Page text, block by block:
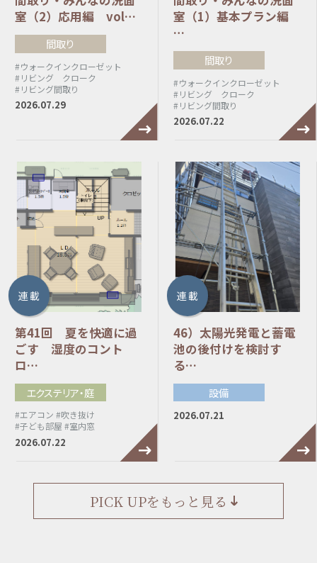
室（2）応用編 vol…
間取り
#ウォークインクローゼット
#リビング クローク
#リビング間取り
2026.07.29
室（1）基本プラン編
…
間取り
#ウォークインクローゼット
#リビング クローク
#リビング間取り
2026.07.22
連 載
第41回 夏を快適に過
ごす 湿度のコント
ロ…
エクステリア・庭
#エアコン #吹き抜け
#子ども部屋 #室内窓
2026.07.22
連 載
46）太陽光発電と蓄電
池の後付けを検討す
る…
設備
2026.07.21
PICK UPをもっと見る